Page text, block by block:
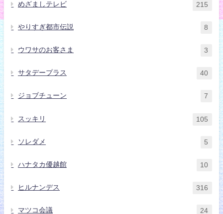
めざましテレビ 215
やりすぎ都市伝説 8
ウワサのお客さま 3
サタデープラス 40
ジョブチューン 7
スッキリ 105
ソレダメ 5
ハナタカ優越館 10
ヒルナンデス 316
マツコ会議 24